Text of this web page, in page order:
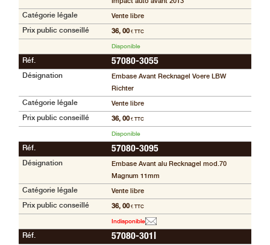
Catégorie légale Vente libre
Prix public conseillé 36, 00€ TTC
Disponible
Réf.
57080-3055
Désignation
Embase Avant Recknagel Voere LBW
Richter
Catégorie légale Vente libre
Prix public conseillé 36, 00€ TTC
Disponible
Réf.
57080-3095
Désignation
Embase Avant alu Recknagel mod.70
Magnum 11mm
Catégorie légale Vente libre
Prix public conseillé 36, 00€ TTC
Indisponible
Réf.
57080-301I